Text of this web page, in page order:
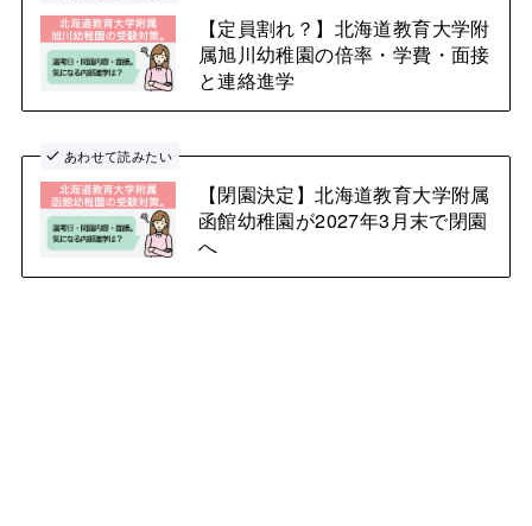
【定員割れ？】北海道教育大学附
属旭川幼稚園の倍率・学費・面接
と連絡進学
あわせて読みたい
【閉園決定】北海道教育大学附属
函館幼稚園が2027年3月末で閉園
へ